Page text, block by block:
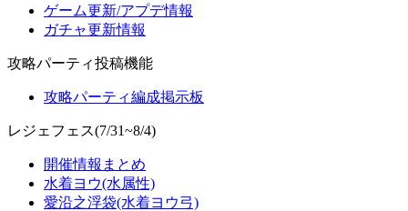
ゲーム更新/アプデ情報
ガチャ更新情報
攻略パーティ投稿機能
攻略パーティ編成掲示板
レジェフェス(7/31~8/4)
開催情報まとめ
水着ヨウ(水属性)
愛沿之浮袋(水着ヨウ弓)